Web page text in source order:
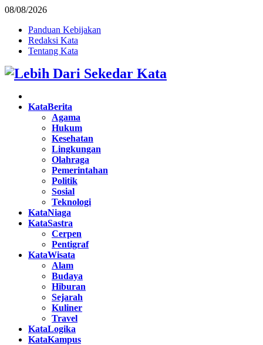
08/08/2026
Panduan Kebijakan
Redaksi Kata
Tentang Kata
Facebook
Twitter
Instagram
Pinterest
Youtube
KataBerita
Agama
Hukum
Kesehatan
Lingkungan
Olahraga
Pemerintahan
Politik
Sosial
Teknologi
KataNiaga
KataSastra
Cerpen
Pentigraf
KataWisata
Alam
Budaya
Hiburan
Sejarah
Kuliner
Travel
KataLogika
KataKampus